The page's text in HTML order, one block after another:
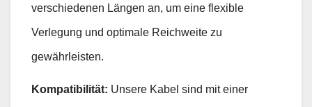
verschiedenen Längen an, um eine flexible
Verlegung und optimale Reichweite zu
gewährleisten.
Kompatibilität: Unsere Kabel sind mit einer